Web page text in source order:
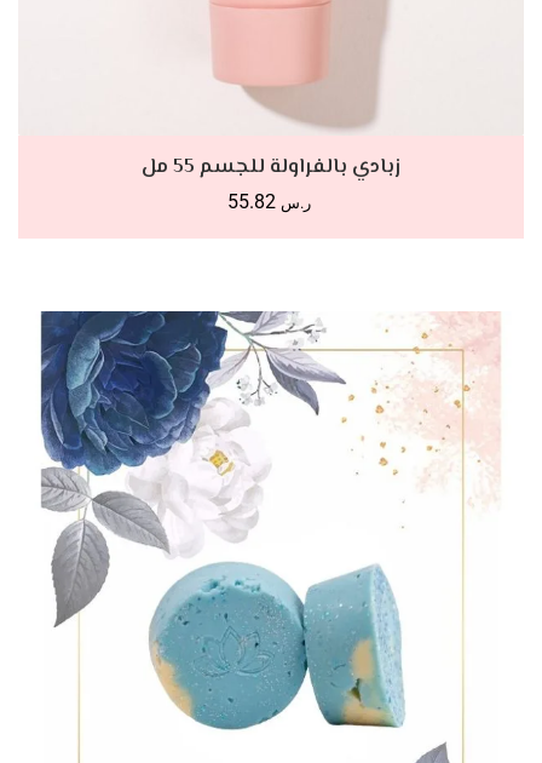
أضف للسلة
زبادي بالفراولة للجسم 55 مل
ر.س